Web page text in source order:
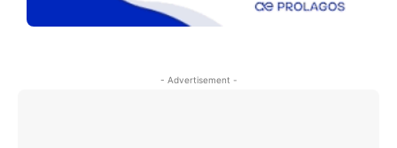
- Advertisement -